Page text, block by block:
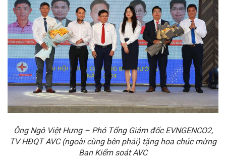
Ông Ngô Việt Hưng – Phó Tổng Giám đốc EVNGENCO2,
TV HĐQT AVC (ngoài cùng bên phải) tặng hoa chúc mừng
Ban Kiểm soát AVC